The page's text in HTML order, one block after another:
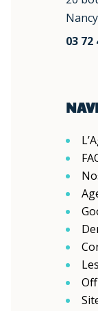
Nancy
03 72